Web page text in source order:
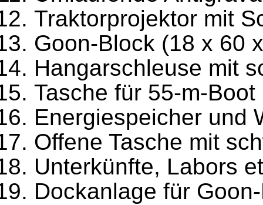
Traktorprojektor mit
Goon-Block (18 x 60
Hangarschleuse mit
Tasche für 55-m-Boot
Energiespeicher und
Offene Tasche mit
Unterkünfte, Labors
Dockanlage für